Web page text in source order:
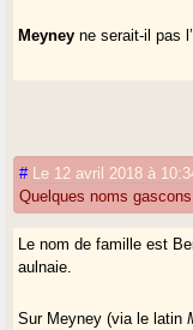
Meyneyne serait-il pas
# Le 12 avril 2018 à
Quelques noms
Le nom de famille est
aulnaie.
Sur Meyney (via le latin